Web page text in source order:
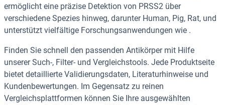
ermöglicht eine präzise Detektion von PRSS2 über
verschiedene Spezies hinweg, darunter Human, Pig, Rat, und
unterstützt vielfältige Forschungsanwendungen wie .
Finden Sie schnell den passenden Antikörper mit Hilfe
unserer Such-, Filter- und Vergleichstools. Jede Produktseite
bietet detaillierte Validierungsdaten, Literaturhinweise und
Kundenbewertungen. Im Gegensatz zu reinen
Vergleichsplattformen können Sie Ihre ausgewählten